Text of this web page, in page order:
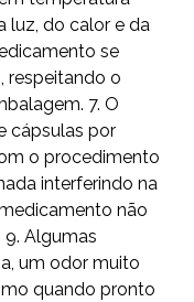
luz, do calor e da
se
respeitando o
7. O
cápsulas por
o procedimento
interferindo na
não
Algumas
um odor muito
quando pronto